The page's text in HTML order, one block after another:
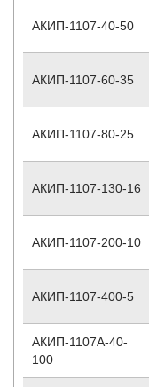
АКИП-1107-40-50
АКИП-1107-60-35
АКИП-1107-80-25
АКИП-1107-130-16
АКИП-1107-200-10
АКИП-1107-400-5
АКИП-1107A-40-
100